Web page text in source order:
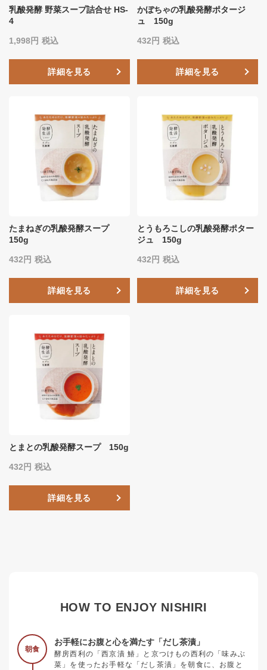
乳酸発酵 野菜スープ詰合せ HS-
4
1,998 税込
詳細を見る
かぼちゃの乳酸発酵ポタージ
ュ 150g
432 税込
詳細を見る
たまねぎの乳酸発酵スープ
150g
432 税込
詳細を見る
とうもろこしの乳酸発酵ポター
ジュ 150g
432 税込
詳細を見る
とまとの乳酸発酵スープ 150g
432 税込
詳細を見る
HOW TO ENJOY NISHIRI
朝食
お手軽にお腹と心を満たす「だし茶漬」
酵房西利の「西京漬 鰆」と京つけもの西利の「味みぶ
菜」を使ったお手軽な「だし茶漬」を朝食に、お腹と